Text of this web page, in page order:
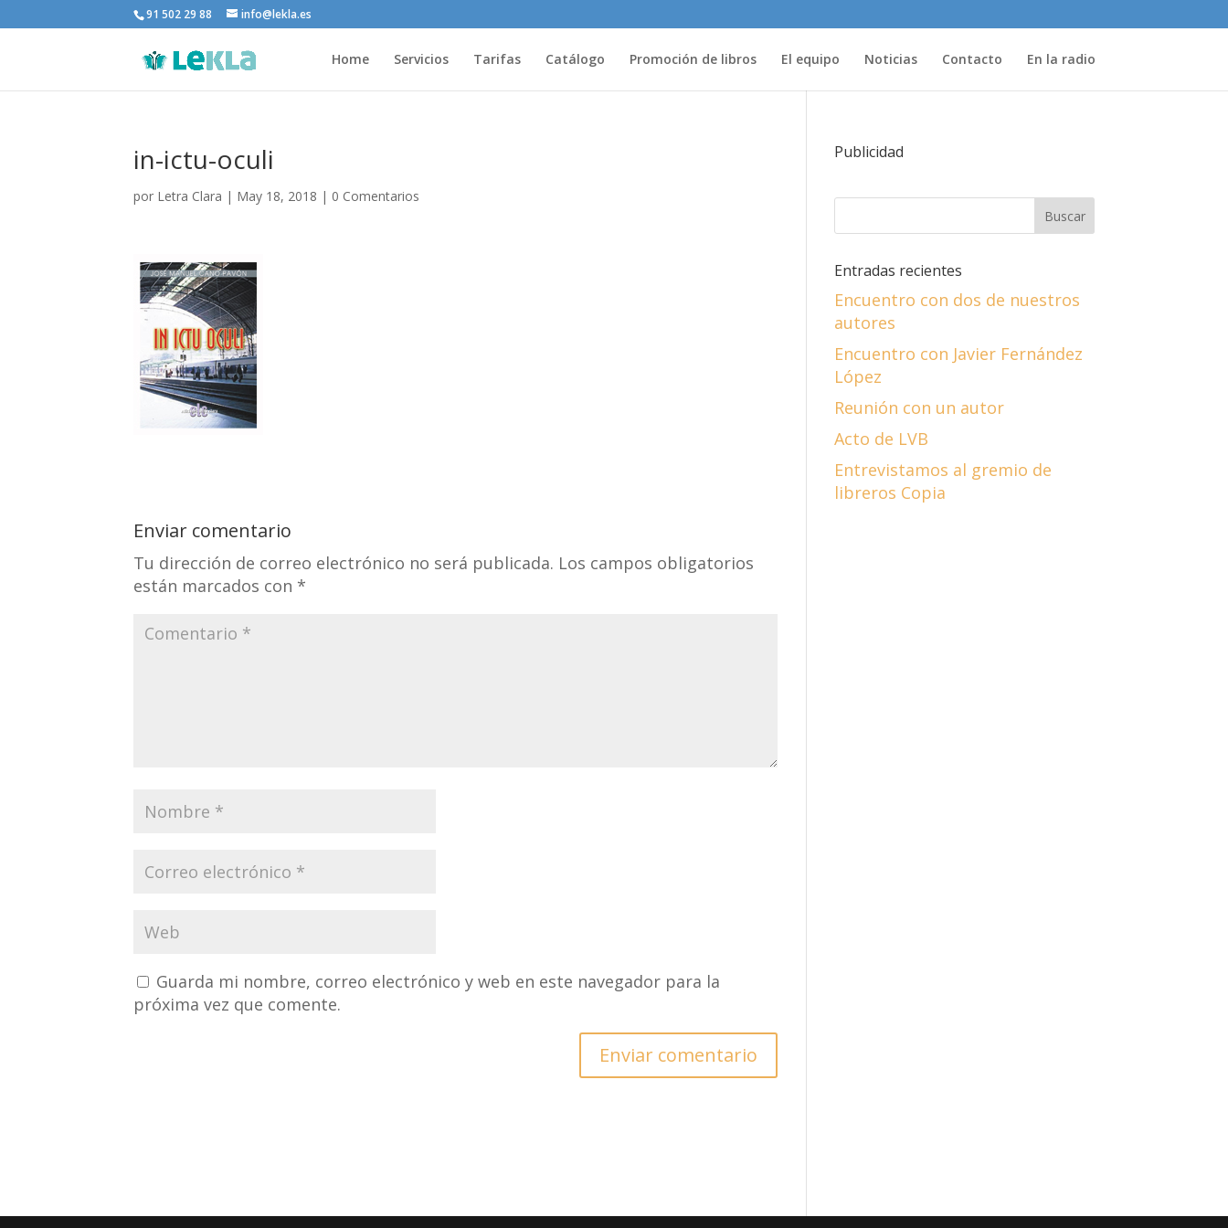
91 502 29 88 info@lekla.es
Home Servicios Tarifas Catálogo Promoción de libros El equipo Noticias Contacto En la radio
in-ictu-oculi
por Letra Clara | May 18, 2018 | 0 Comentarios
Enviar comentario
Tu dirección de correo electrónico no será publicada. Los campos obligatorios
están marcados con *
Guarda mi nombre, correo electrónico y web en este navegador para la
próxima vez que comente.
Publicidad
Entradas recientes
Encuentro con dos de nuestros
autores
Encuentro con Javier Fernández
López
Reunión con un autor
Acto de LVB
Entrevistamos al gremio de
libreros Copia